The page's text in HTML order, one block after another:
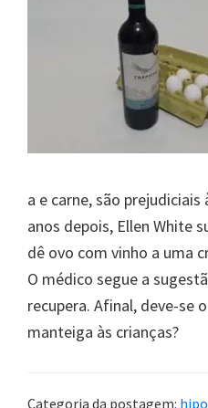
a e carne, são prejudiciais
anos depois, Ellen White
dê ovo com vinho a uma
O médico segue a
recupera. Afinal, deve-se
manteiga às crianças?
Categoria da postagem: